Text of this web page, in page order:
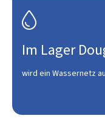

Im Lager
wird ein Wassernetz